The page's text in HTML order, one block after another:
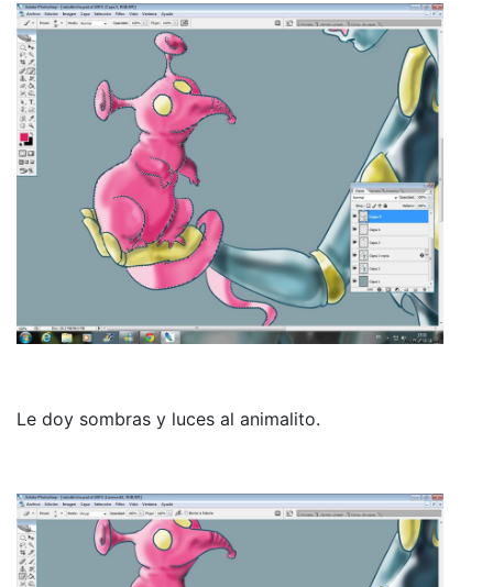
Le doy sombras y luces al animalito.